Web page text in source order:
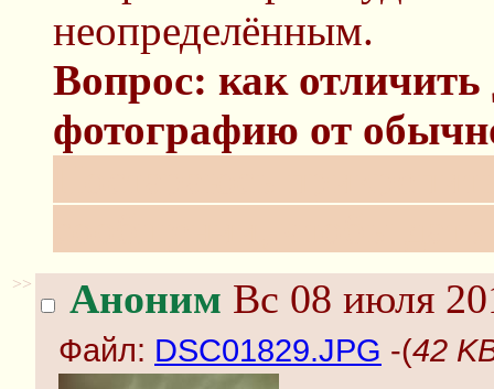
неопределённым.
Вопрос: как
фотографию от
>> Аноним Вс 08 июля
Файл: DSC01829.JPG -(42